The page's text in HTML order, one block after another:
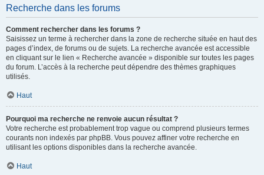
Recherche dans les forums
Comment rechercher dans les forums ?
Saisissez un terme à rechercher dans la zone de recherche située en haut des
pages d’index, de forums ou de sujets. La recherche avancée est accessible
en cliquant sur le lien « Recherche avancée » disponible sur toutes les pages
du forum. L’accès à la recherche peut dépendre des thèmes graphiques
utilisés.
Haut
Pourquoi ma recherche ne renvoie aucun résultat ?
Votre recherche est probablement trop vague ou comprend plusieurs termes
courants non indexés par phpBB. Vous pouvez affiner votre recherche en
utilisant les options disponibles dans la recherche avancée.
Haut